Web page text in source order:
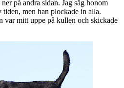
på andra sidan. Jag såg honom
tiden, men han plockade in alla.
var mitt uppe på kullen och skickade